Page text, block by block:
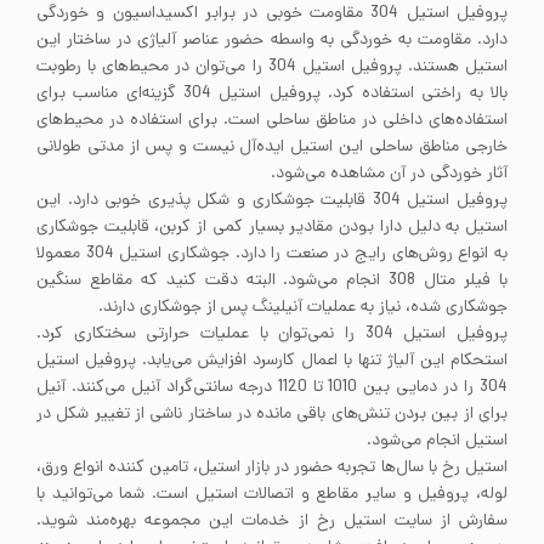
پروفیل استیل 304 مقاومت خوبی در برابر اکسیداسیون و خوردگی
دارد. مقاومت به خوردگی به واسطه حضور عناصر آلیاژی در ساختار این
استیل هستند. پروفیل استیل 304 را می‌توان در محیط‌های با رطوبت
بالا به راختی استفاده کرد. پروفیل استیل 304 گزینه‌ای مناسب برای
استفاده‌های داخلی در مناطق ساحلی است. برای استفاده در محیط‌های
خارجی مناطق ساحلی این استیل ایده‌آل نیست و پس از مدتی طولانی
آثار خوردگی در آن مشاهده می‌شود.
پروفیل استیل 304 قابلیت جوشکاری و شکل پذیری خوبی دارد. این
استیل به دلیل دارا بودن مقادیر بسیار کمی از کربن، قابلیت جوشکاری
به انواع روش‌های رایج در صنعت را دارد. جوشکاری استیل 304 معمولا
با فیلر متال 308 انجام می‌شود. البته دقت کنید که مقاطع سنگین
جوشکاری شده، نیاز به عملیات آنیلینگ پس از جوشکاری دارند.
پروفیل استیل 304 را نمی‌توان با عملیات حرارتی سختکاری کرد.
استحکام این آلیاژ تنها با اعمال کارسرد افزایش می‌یابد. پروفیل استیل
304 را در دمایی بین 1010 تا 1120 درجه سانتی‌گراد آنیل می‌کنند. آنیل
برای از بین بردن تنش‌های باقی مانده در ساختار ناشی از تغییر شکل در
استیل انجام می‌شود.
استیل رخ با سال‌ها تجربه حضور در بازار استیل، تامین کننده انواع ورق،
لوله، پروفیل و سایر مقاطع و اتصالات استیل است. شما می‌توانید با
سفارش از سایت استیل رخ از خدمات این مجموعه بهره‌مند شوید.